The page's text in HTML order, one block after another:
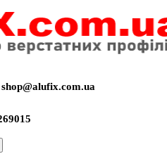
shop@alufix.com.ua